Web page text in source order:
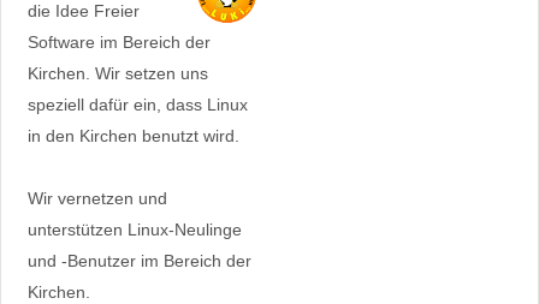
die Idee Freier
Software im Bereich der
Kirchen. Wir setzen uns
speziell dafür ein, dass Linux
in den Kirchen benutzt wird.
Wir vernetzen und
unterstützen Linux-Neulinge
und -Benutzer im Bereich der
Kirchen.